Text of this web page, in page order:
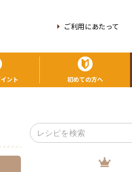
ご利用にあたって
ント 初めての方へ